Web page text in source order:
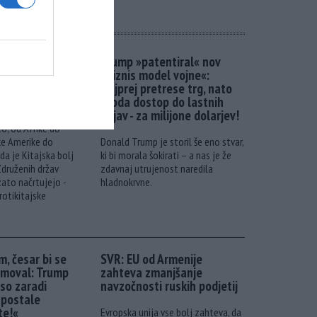
od Afrike do
Amerike do
je Kitajska bolj
držav
načrtujejo -
Trump »patentiral« nov
»biznis model vojne«:
Najprej pretrese trg, nato
proda dostop do lastnih
objav - za milijone dolarjev!
Donald Trump je storil še eno stvar,
ki bi morala šokirati – a nas je že
zdavnaj utrujenost naredila
hladnokrvne.
česar bi se
Trump
zaradi
SVR: EU od Armenije
zahteva zmanjšanje
navzočnosti ruskih podjetij
Evropska unija vse bolj zahteva, da